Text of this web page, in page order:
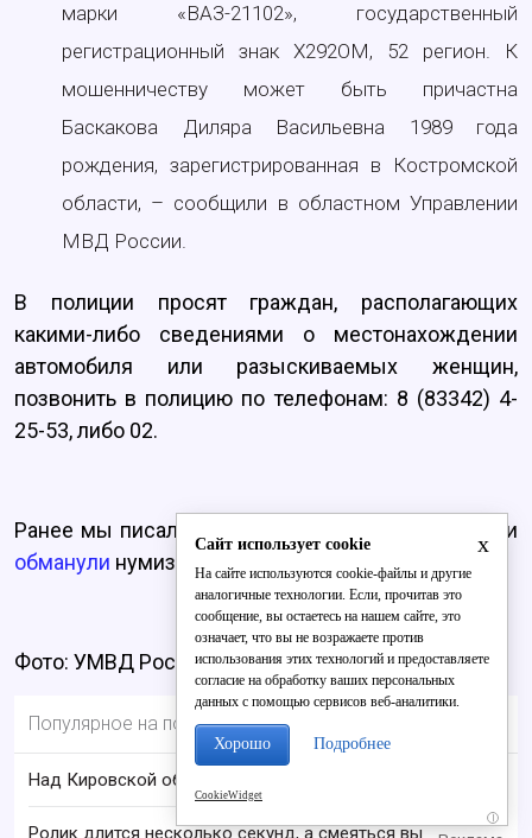
марки «ВАЗ-21102», государственный
регистрационный знак Х292ОМ, 52 регион. К
мошенничеству может быть причастна
Баскакова Диляра Васильевна 1989 года
рождения, зарегистрированная в Костромской
области, – сообщили в областном Управлении
МВД России.
В полиции просят граждан, располагающих
какими-либо сведениями о местонахождении
автомобиля или разыскиваемых женщин,
позвонить в полицию по телефонам: 8 (83342) 4-
25-53, либо 02.
Ранее мы писали о том, что в Кирове мошенники
обманули нумизмата почти на 11 тысяч рублей.
Фото: УМВД России по Кировской области
Популярное на портале
Над Кировской областью сбили БПЛА
i
Ролик длится несколько секунд, а смеяться вы
x
Сайт использует cookie
На сайте используются cookie-файлы и другие
аналогичные технологии. Если, прочитав это
сообщение, вы остаетесь на нашем сайте, это
означает, что вы не возражаете против
использования этих технологий и предоставляете
согласие на обработку ваших персональных
данных с помощью сервисов веб-аналитики.
Хорошо Подробнее
CookieWidget